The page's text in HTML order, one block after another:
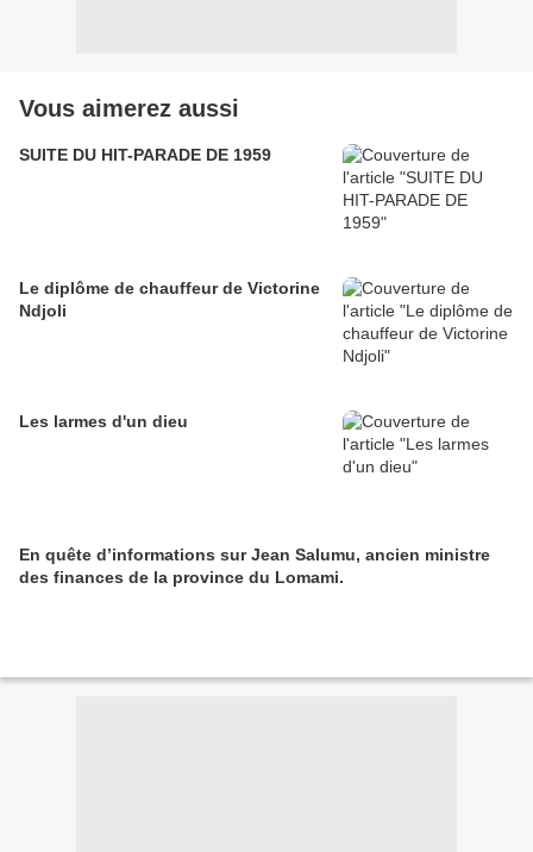
Vous aimerez aussi
SUITE DU HIT-PARADE DE 1959
Le diplôme de chauffeur de Victorine
Ndjoli
Les larmes d'un dieu
En quête d’informations sur Jean Salumu, ancien ministre
des finances de la province du Lomami.